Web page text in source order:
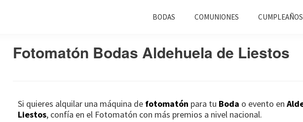
BODAS COMUNIONES CUMPLEAÑOS
Fotomatón Bodas Aldehuela de Liestos
Si quieres alquilar una máquina de fotomatón para tu Boda o evento en
Liestos, confía en el Fotomatón con más premios a nivel nacional.